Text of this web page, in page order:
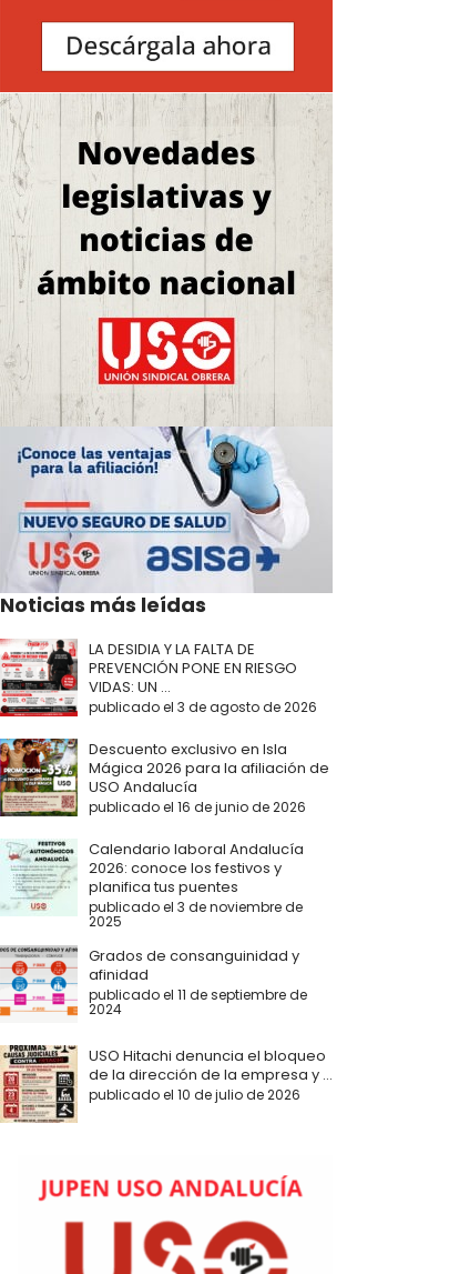
Noticias más leídas
LA DESIDIA Y LA FALTA DE
PREVENCIÓN PONE EN RIESGO
VIDAS: UN ...
publicado el 3 de agosto de 2026
Descuento exclusivo en Isla
Mágica 2026 para la afiliación de
USO Andalucía
publicado el 16 de junio de 2026
Calendario laboral Andalucía
2026: conoce los festivos y
planifica tus puentes
publicado el 3 de noviembre de
2025
Grados de consanguinidad y
afinidad
publicado el 11 de septiembre de
2024
USO Hitachi denuncia el bloqueo
de la dirección de la empresa y ...
publicado el 10 de julio de 2026